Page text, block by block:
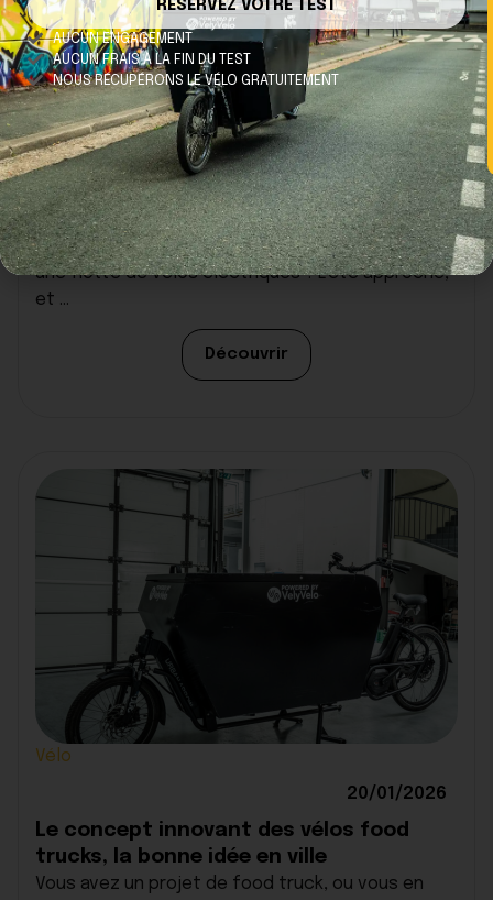
Vélo
03/03/2026
Professionnels du tourisme, pourquoi
opter pour une flotte de vélos
électriques ?
Professionnels du tourisme, pourquoi opter pour
une flotte de vélos électriques ? L’été approche,
et ...
Découvrir
Vélo
20/01/2026
Le concept innovant des vélos food
trucks, la bonne idée en ville
Vous avez un projet de food truck, ou vous en
RESERVEZ VOTRE TEST
AUCUN ENGAGEMENT
AUCUN FRAIS À LA FIN DU TEST
NOUS RÉCUPÉRONS LE VÉLO GRATUITEMENT